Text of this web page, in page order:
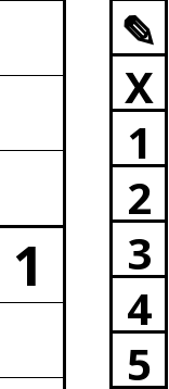
1
✎
X
1
2
3
4
5